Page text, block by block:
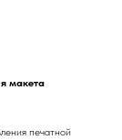
макета
печатной